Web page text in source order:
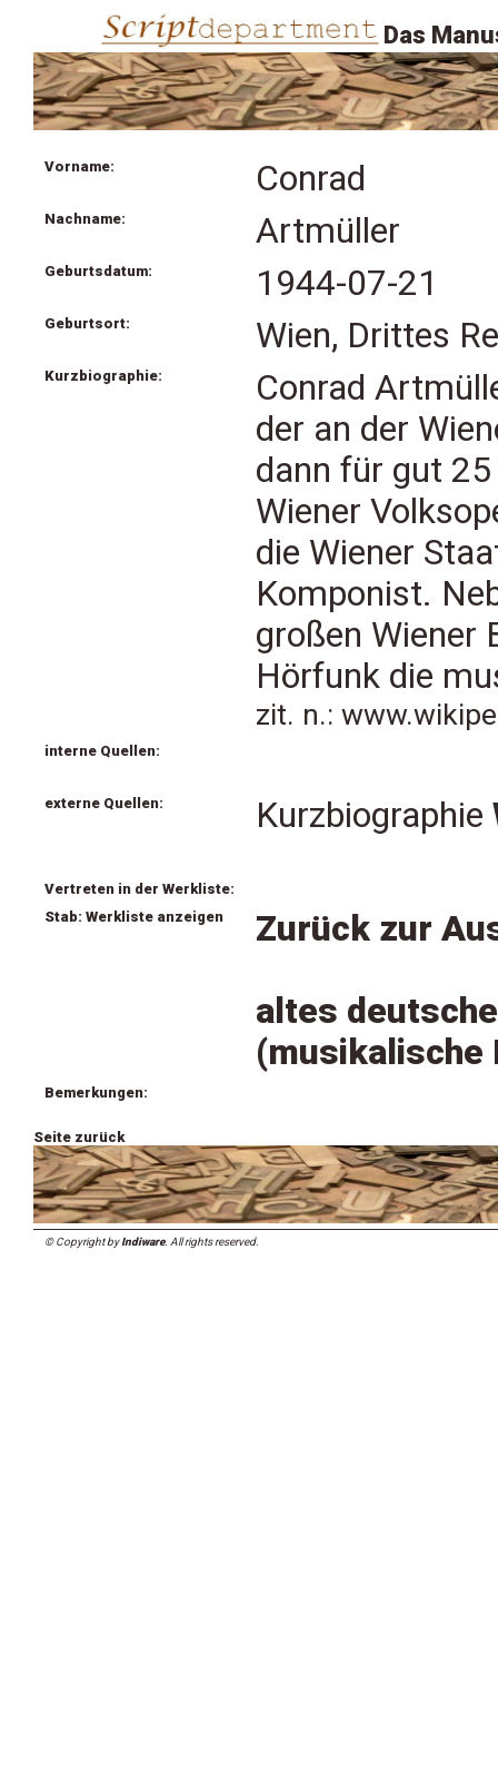
Das
Vorname: Conrad
Nachname: Artmüller
Geburtsdatum: 1944-07-21
Geburtsort: Wien, Drittes
Kurzbiographie:
Conrad
der an der
dann für gut
Wiener
die Wiener
Komponist.
großen Wiener
Hörfunk die
zit. n.:
interne Quellen:
externe Quellen: Kurzbiographie
Vertreten in der Werkliste:
Stab: Werkliste anzeigen
Zurück zur
altes
(musikalische
Bemerkungen:
Seite zurück
© Copyright byIndiware. All rights reserved.